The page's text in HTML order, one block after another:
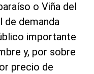
o Viña del
de demanda
importante
y, por sobre
precio de